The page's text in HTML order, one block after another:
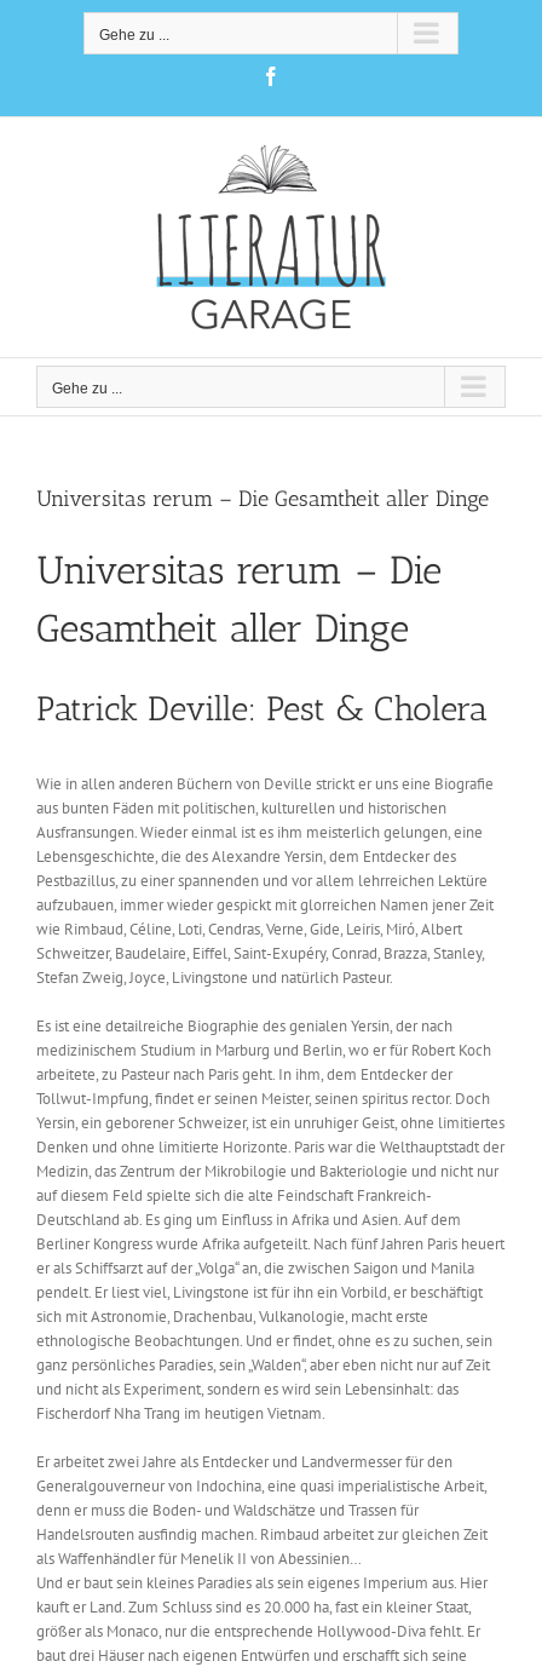
Gehe zu ...
Gehe zu ...
Universitas rerum – Die Gesamtheit aller Dinge
Universitas rerum – Die
Gesamtheit aller Dinge
Patrick Deville: Pest & Cholera
Wie in allen anderen Büchern von Deville strickt er uns eine Biografie
aus bunten Fäden mit politischen, kulturellen und historischen
Ausfransungen. Wieder einmal ist es ihm meisterlich gelungen, eine
Lebensgeschichte, die des Alexandre Yersin, dem Entdecker des
Pestbazillus, zu einer spannenden und vor allem lehrreichen Lektüre
aufzubauen, immer wieder gespickt mit glorreichen Namen jener Zeit
wie Rimbaud, Céline, Loti, Cendras, Verne, Gide, Leiris, Miró, Albert
Schweitzer, Baudelaire, Eiffel, Saint-Exupéry, Conrad, Brazza, Stanley,
Stefan Zweig, Joyce, Livingstone und natürlich Pasteur.
Es ist eine detailreiche Biographie des genialen Yersin, der nach
medizinischem Studium in Marburg und Berlin, wo er für Robert Koch
arbeitete, zu Pasteur nach Paris geht. In ihm, dem Entdecker der
Tollwut-Impfung, findet er seinen Meister, seinen spiritus rector. Doch
Yersin, ein geborener Schweizer, ist ein unruhiger Geist, ohne limitiertes
Denken und ohne limitierte Horizonte. Paris war die Welthauptstadt der
Medizin, das Zentrum der Mikrobilogie und Bakteriologie und nicht nur
auf diesem Feld spielte sich die alte Feindschaft Frankreich-
Deutschland ab. Es ging um Einfluss in Afrika und Asien. Auf dem
Berliner Kongress wurde Afrika aufgeteilt. Nach fünf Jahren Paris heuert
er als Schiffsarzt auf der „Volga“ an, die zwischen Saigon und Manila
pendelt. Er liest viel, Livingstone ist für ihn ein Vorbild, er beschäftigt
sich mit Astronomie, Drachenbau, Vulkanologie, macht erste
ethnologische Beobachtungen. Und er findet, ohne es zu suchen, sein
ganz persönliches Paradies, sein „Walden“, aber eben nicht nur auf Zeit
und nicht als Experiment, sondern es wird sein Lebensinhalt: das
Fischerdorf Nha Trang im heutigen Vietnam.
Er arbeitet zwei Jahre als Entdecker und Landvermesser für den
Generalgouverneur von Indochina, eine quasi imperialistische Arbeit,
denn er muss die Boden- und Waldschätze und Trassen für
Handelsrouten ausfindig machen. Rimbaud arbeitet zur gleichen Zeit
als Waffenhändler für Menelik II von Abessinien…
Und er baut sein kleines Paradies als sein eigenes Imperium aus. Hier
kauft er Land. Zum Schluss sind es 20.000 ha, fast ein kleiner Staat,
größer als Monaco, nur die entsprechende Hollywood-Diva fehlt. Er
baut drei Häuser nach eigenen Entwürfen und erschafft sich seine